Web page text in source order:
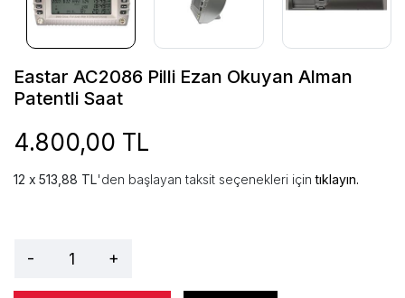
Eastar AC2086 Pilli Ezan Okuyan Alman
Patentli Saat
4.800,00 TL
513,88 TL'den başlayan taksit seçenekleri içintıklayın.
- +